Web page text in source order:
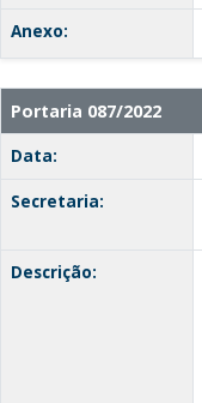
Anexo:
Portaria 087/2022
Data:
Secretaria:
Descrição: